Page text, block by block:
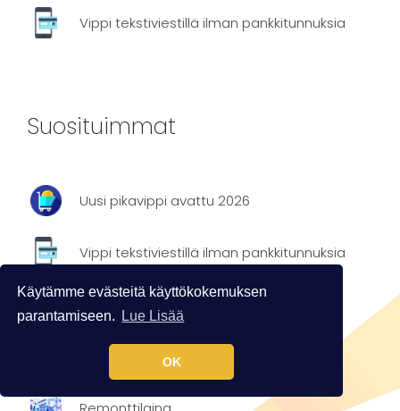
Käytämme evästeitä käyttökokemuksen
parantamiseen.
Lue Lisää
OK
Vippi tekstiviestillä ilman pankkitunnuksia
Suosituimmat
Uusi pikavippi avattu 2026
Vippi tekstiviestillä ilman pankkitunnuksia